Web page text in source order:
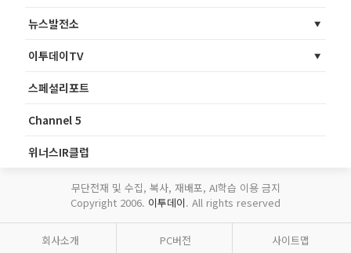
뉴스발전소
이투데이TV
스페셜리포트
Channel 5
위너스IR클럽
무단전재 및 수집, 복사, 재배포, AI학습 이용 금지
Copyright 2006. 이투데이. All rights reserved
회사소개 PC버전 사이트맵